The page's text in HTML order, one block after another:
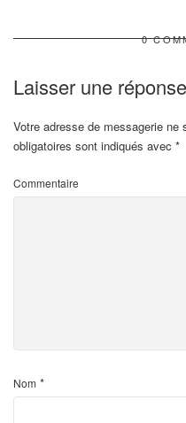
0
Laisser une réponse
Votre adresse de messagerie ne
obligatoires sont indiqués avec *
Commentaire
Nom *